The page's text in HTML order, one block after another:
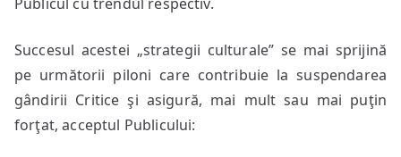
Succesul acestei „strategii culturale” se mai sprijină
pe următorii piloni care contribuie la suspendarea
gândirii Critice şi asigură, mai mult sau mai puţin
forţat, acceptul Publicului: